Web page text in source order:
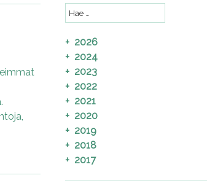
2026
2024
2023
2022
2021
2020
2019
2018
2017